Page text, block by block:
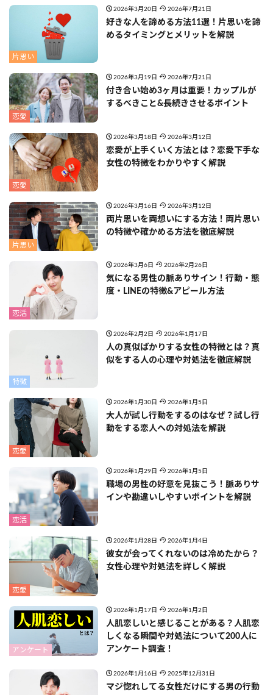
片思い
2026年3月20日 2026年7月21日
好きな人を諦める方法11選！片思いを諦
めるタイミングとメリットを解説
恋愛
2026年3月19日 2026年7月21日
付き合い始め3ヶ月は重要！カップルが
するべきこと&長続きさせるポイント
恋愛
2026年3月18日 2026年3月12日
恋愛が上手くいく方法とは？恋愛下手な
女性の特徴をわかりやすく解説
片思い
2026年3月16日 2026年3月12日
両片思いを両想いにする方法！両片思い
の特徴や確かめる方法を徹底解説
恋活
2026年3月6日 2026年2月26日
気になる男性の脈ありサイン！行動・態
度・LINEの特徴&アピール方法
特徴
2026年2月2日 2026年1月17日
人の真似ばかりする女性の特徴とは？真
似をする人の心理や対処法を徹底解説
恋愛
2026年1月30日 2026年1月5日
大人が試し行動をするのはなぜ？試し行
動をする恋人への対処法を解説
恋活
2026年1月29日 2026年1月5日
職場の男性の好意を見抜こう！脈ありサ
インや勘違いしやすいポイントを解説
恋愛
2026年1月28日 2026年1月4日
彼女が会ってくれないのは冷めたから？
女性心理や対処法を詳しく解説
アンケート
2026年1月17日 2026年1月2日
人肌恋しいと感じることがある？人肌恋
しくなる瞬間や対処法について200人に
アンケート調査！
2026年1月16日 2025年12月31日
マジ惚れしてる女性だけにする男の行動